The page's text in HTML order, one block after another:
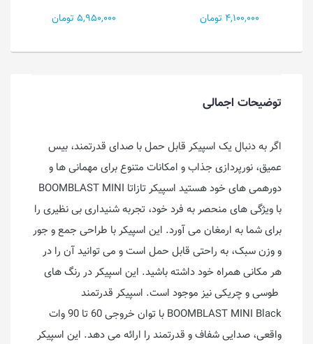
4,100,000 تومان
5,950,000 تومان
توضیحات اجمالی
اگر به دنبال یک اسپیکر قابل حمل با صدای قدرتمند، بیس
عمیق، نورپردازی جذاب و امکانات متنوع برای مهمانی ها و
دورهمی های خود هستید اسپیکر تازاتا BOOMBLAST MINI
با ویژگی های منحصر به فرد خود، تجربه شنیداری بی نظیری را
برای شما به ارمغان می آورد. این اسپیکر با طراحی جمع و جور
و وزن سبک، به راحتی قابل حمل است و می توانید آن را در
هر مکانی همراه خود داشته باشید. این اسپیکر در رنگ های
طوسی و چریکی نیز موجود است. اسپیکر قدرتمند
BOOMBLAST MINI Black با توان خروجی 60 تا 90 وات
واقعی، صدایی شفاف و قدرتمند را ارائه می دهد. این اسپیکر